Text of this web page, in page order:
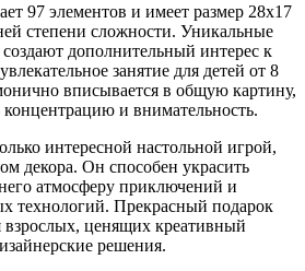
97 элементов и имеет размер 28x17
степени сложности. Уникальные
дополнительный интерес к
занятие для детей от 8
вписывается в общую картину,
концентрацию и внимательность.
интересной настольной игрой,
декора. Он способен украсить
атмосферу приключений и
технологий. Прекрасный подарок
взрослых, ценящих креативный
решения.